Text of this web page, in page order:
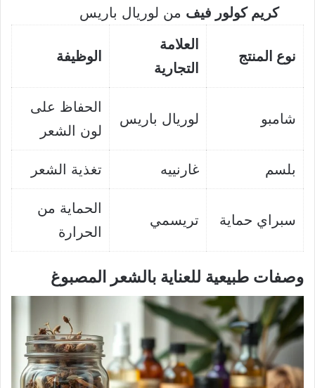
كريم كولور فيف من لوريال باريس
نوع المنتج
العلامة
التجارية
الوظيفة
شامبو لوريال باريس
الحفاظ على
لون الشعر
بلسم غارنييه تغذية الشعر
سبراي حماية تريسمي
الحماية من
الحرارة
وصفات طبيعية للعناية بالشعر المصبوغ